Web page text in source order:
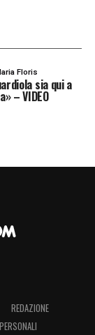
Floris
sia qui a
– VIDEO
REDAZIONE